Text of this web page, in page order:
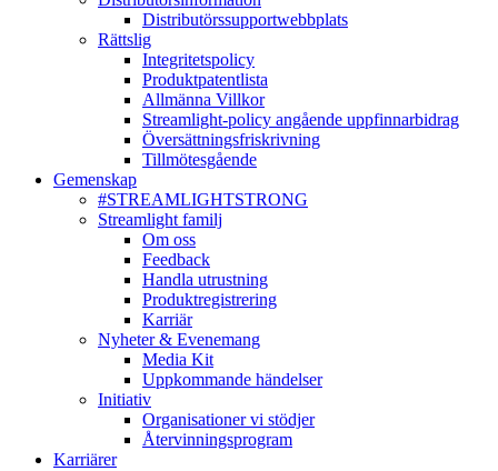
Distributörssupportwebbplats
Rättslig
Integritetspolicy
Produktpatentlista
Allmänna Villkor
Streamlight-policy angående uppfinnarbidrag
Översättningsfriskrivning
Tillmötesgående
Gemenskap
#STREAMLIGHTSTRONG
Streamlight familj
Om oss
Feedback
Handla utrustning
Produktregistrering
Karriär
Nyheter & Evenemang
Media Kit
Uppkommande händelser
Initiativ
Organisationer vi stödjer
Återvinningsprogram
Karriärer